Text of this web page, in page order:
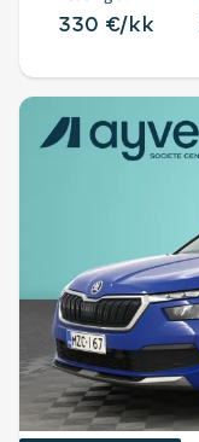
330 €/kk